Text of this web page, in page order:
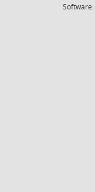
Software: